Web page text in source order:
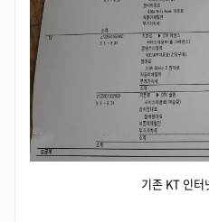
기존 KT 인터